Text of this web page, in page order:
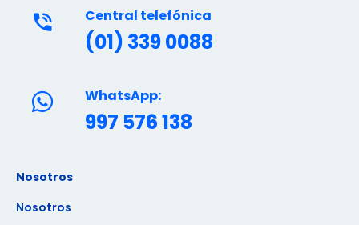
Central telefónica
(01) 339 0088
WhatsApp:
997 576 138
Nosotros
Nosotros